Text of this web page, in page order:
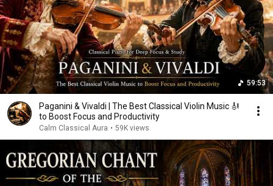
59:53
Paganini & Vivaldi | The Best Classical Violin Music 🎻
to Boost Focus and Productivity
Calm Classical Aura • 59K views